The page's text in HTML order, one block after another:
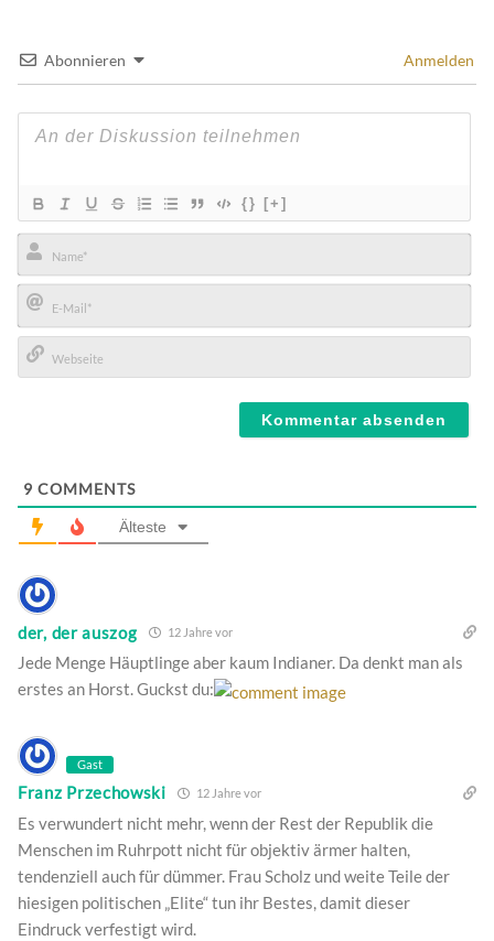
Abonnieren Anmelden
{} [+]
Name*
E-
Mail*
9 COMMENTS
Älteste
der, der auszog 12 Jahre vor
Jede Menge Häuptlinge aber kaum Indianer. Da denkt man als
erstes an Horst. Guckst du:
Gast
Franz Przechowski 12 Jahre vor
Es verwundert nicht mehr, wenn der Rest der Republik die
Menschen im Ruhrpott nicht für objektiv ärmer halten,
tendenziell auch für dümmer. Frau Scholz und weite Teile der
hiesigen politischen „Elite“ tun ihr Bestes, damit dieser
Eindruck verfestigt wird.